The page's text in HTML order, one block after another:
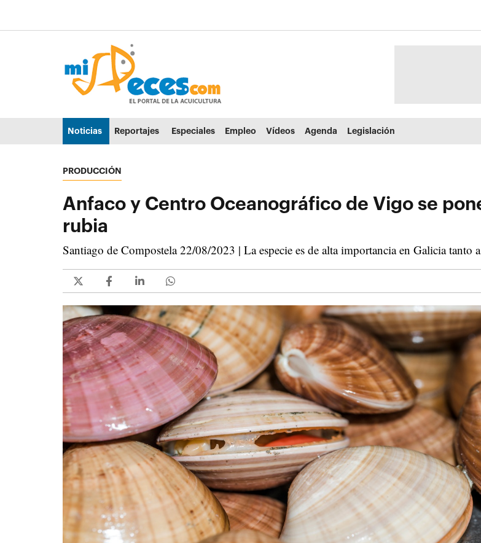
Ir al menú principal (alt + u)
Noticias Reportajes Especiales Empleo Vídeos Agenda Legislación
PRODUCCIÓN
Anfaco y Centro Oceanográfico de Vigo se
rubia
Santiago de Compostela 22/08/2023 | La especie es de alta importancia en Galicia tanto